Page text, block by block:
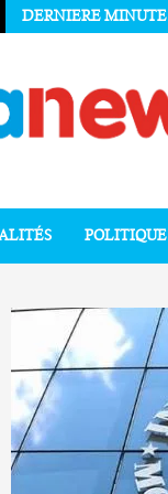
DERNIERE MINUTE
POLITIQUE